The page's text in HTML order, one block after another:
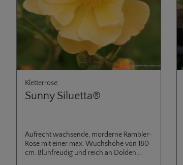
Kletterrose
Sunny Siluetta®
Aufrecht wachsende, morderne Rambler-
Rose mit einer max. Wuchs­höhe von 180
cm. Blüh­freudig und reich an Dolden.